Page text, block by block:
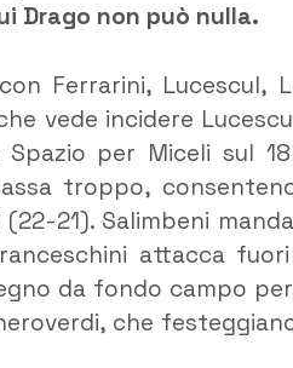
Drago non può nulla.
Ferrarini, Lucescul,
vede incidere
per Miceli sul
troppo,
21). Salimbeni
attacca
da fondo campo
che